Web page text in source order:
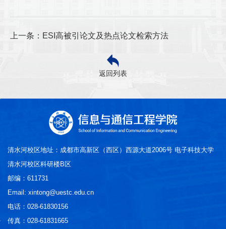
上一条：ESI高被引论文及热点论文检索方法
返回列表
清水河校区地址：成都市高新区（西区）西源大道2006号 电子科技大学
清水河校区科研楼B区
邮编：611731
Email: xintong@uestc.edu.cn
电话：028-61830156
传真：028-61831665